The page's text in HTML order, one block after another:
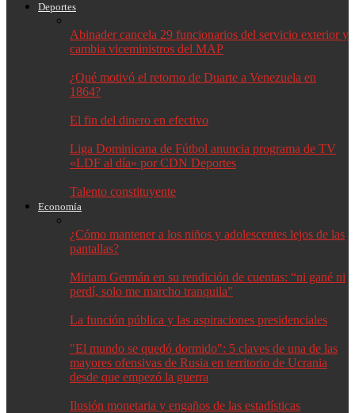
Deportes
Abinader cancela 29 funcionarios del servicio exterior y
cambia viceministros del MAP
¿Qué motivó el retorno de Duarte a Venezuela en
1864?
El fin del dinero en efectivo
Liga Dominicana de Fútbol anuncia programa de TV
«LDF al día» por CDN Deportes
Talento constituyente
Economía
¿Cómo mantener a los niños y adolescentes lejos de las
pantallas?
Miriam Germán en su rendición de cuentas: “ni gané ni
perdí, solo me marcho tranquila”
La función pública y las aspiraciones presidenciales
"El mundo se quedó dormido": 5 claves de una de las
mayores ofensivas de Rusia en territorio de Ucrania
desde que empezó la guerra
Ilusión monetaria y engaños de las estadísticas